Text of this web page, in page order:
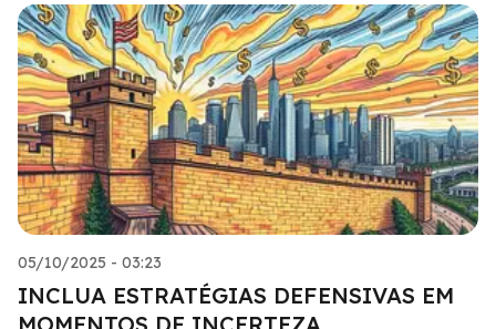
05/10/2025 - 03:23
INCLUA ESTRATÉGIAS DEFENSIVAS EM